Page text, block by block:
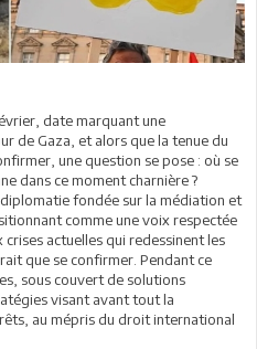
date marquant une
de Gaza, et alors que la tenue du
une question se pose : où se
dans ce moment charnière ?
fondée sur la médiation et
comme une voix respectée
crises actuelles qui redessinent les
que se confirmer. Pendant ce
sous couvert de solutions
visant avant tout la
au mépris du droit international